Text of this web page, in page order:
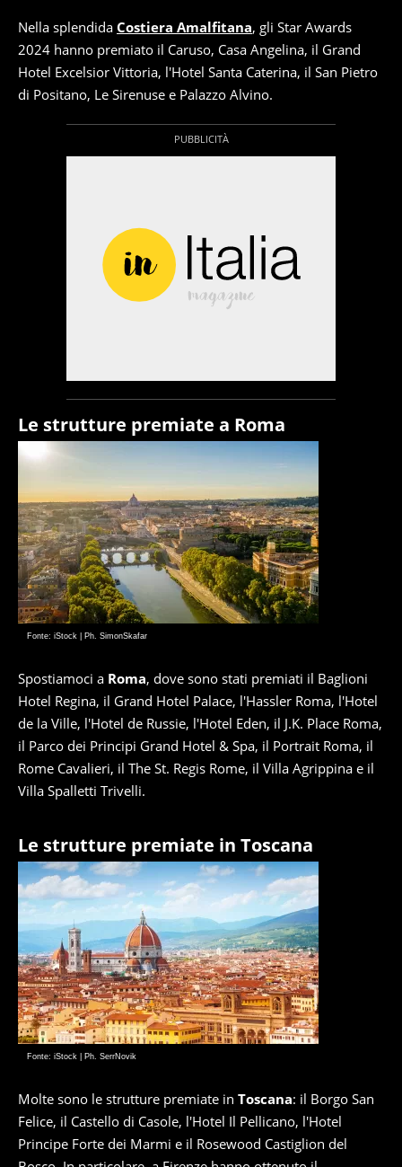
Nella splendida Costiera Amalfitana, gli Star Awards
2024 hanno premiato il Caruso, Casa Angelina, il Grand
Hotel Excelsior Vittoria, l'Hotel Santa Caterina, il San Pietro
di Positano, Le Sirenuse e Palazzo Alvino.
Le strutture premiate a Roma
Fonte: iStock | Ph. SimonSkafar
Spostiamoci a Roma, dove sono stati premiati il Baglioni
Hotel Regina, il Grand Hotel Palace, l'Hassler Roma, l'Hotel
de la Ville, l'Hotel de Russie, l'Hotel Eden, il J.K. Place Roma,
il Parco dei Principi Grand Hotel & Spa, il Portrait Roma, il
Rome Cavalieri, il The St. Regis Rome, il Villa Agrippina e il
Villa Spalletti Trivelli.
Le strutture premiate in Toscana
Fonte: iStock | Ph. SerrNovik
Molte sono le strutture premiate in Toscana: il Borgo San
Felice, il Castello di Casole, l'Hotel Il Pellicano, l'Hotel
Principe Forte dei Marmi e il Rosewood Castiglion del